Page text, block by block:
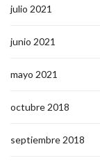
julio 2021
junio 2021
mayo 2021
octubre 2018
septiembre 2018